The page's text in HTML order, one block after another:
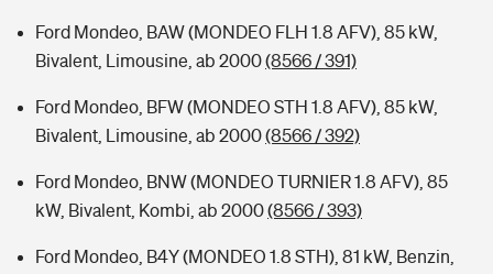
Ford Mondeo, BAW (MONDEO FLH 1.8 AFV), 85 kW,
Bivalent, Limousine, ab 2000(8566 / 391)
Ford Mondeo, BFW (MONDEO STH 1.8 AFV), 85 kW,
Bivalent, Limousine, ab 2000(8566 / 392)
Ford Mondeo, BNW (MONDEO TURNIER 1.8 AFV), 85
kW, Bivalent, Kombi, ab 2000(8566 / 393)
Ford Mondeo, B4Y (MONDEO 1.8 STH), 81 kW, Benzin,